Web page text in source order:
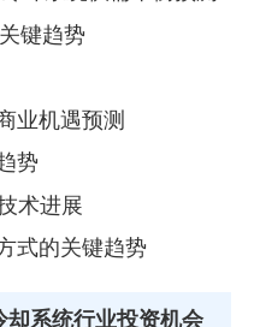
键趋势
业机遇预测
势
术进展
式的关键趋势
系统行业投资机会